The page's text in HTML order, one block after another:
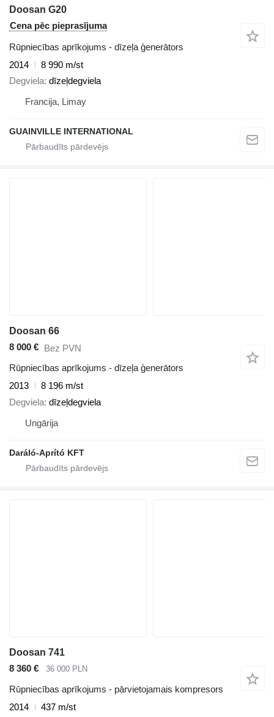
Doosan G20
Cena pēc pieprasījuma
Rūpniecības aprīkojums - dīzeļa ģenerātors
2014
8 990 m/st
Degviela dīzeļdegviela
Francija, Limay
GUAINVILLE INTERNATIONAL
Doosan 66
8 000 € Bez PVN
Rūpniecības aprīkojums - dīzeļa ģenerātors
2013
8 196 m/st
Degviela dīzeļdegviela
Ungārija
Daráló-Aprító KFT
Doosan 741
8 360 €
36 000 PLN
Rūpniecības aprīkojums - pārvietojamais kompresors
2014
437 m/st